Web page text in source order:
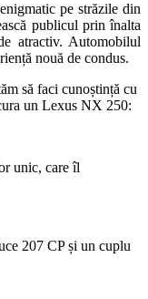
pe străzile din
publicul prin înalta
atractiv. Automobilul
nouă de condus.
să faci cunoștință cu
un Lexus NX 250:
unic, care îl
207 CP și un cuplu